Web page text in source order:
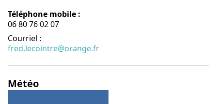
Téléphone mobile :
06 80 76 02 07
Courriel :
fred.lecointre@orange.fr
Météo